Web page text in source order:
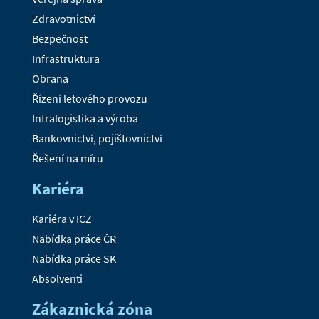
Zdravotnictví
Bezpečnost
Infrastruktura
Obrana
Řízení letového provozu
Intralogistika a výroba
Bankovnictví, pojišťovnictví
Řešení na míru
Kariéra
Kariéra v ICZ
Nabídka práce ČR
Nabídka práce SK
Absolventi
Zákaznická zóna